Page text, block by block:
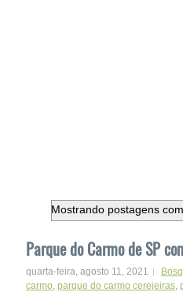
Mostrando postagens
Parque do Carmo de SP
quarta-feira, agosto 11, 2021
carmo parque do carmo cerejeiras